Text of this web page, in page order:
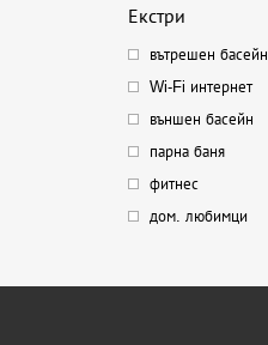
Екстри
вътрешен басейн
Wi-Fi интернет
външен басейн
парна баня
фитнес
дом. любимци